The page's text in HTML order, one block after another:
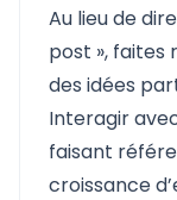
Au lieu de
post », faites
des idées
Interagir
faisant
croissance